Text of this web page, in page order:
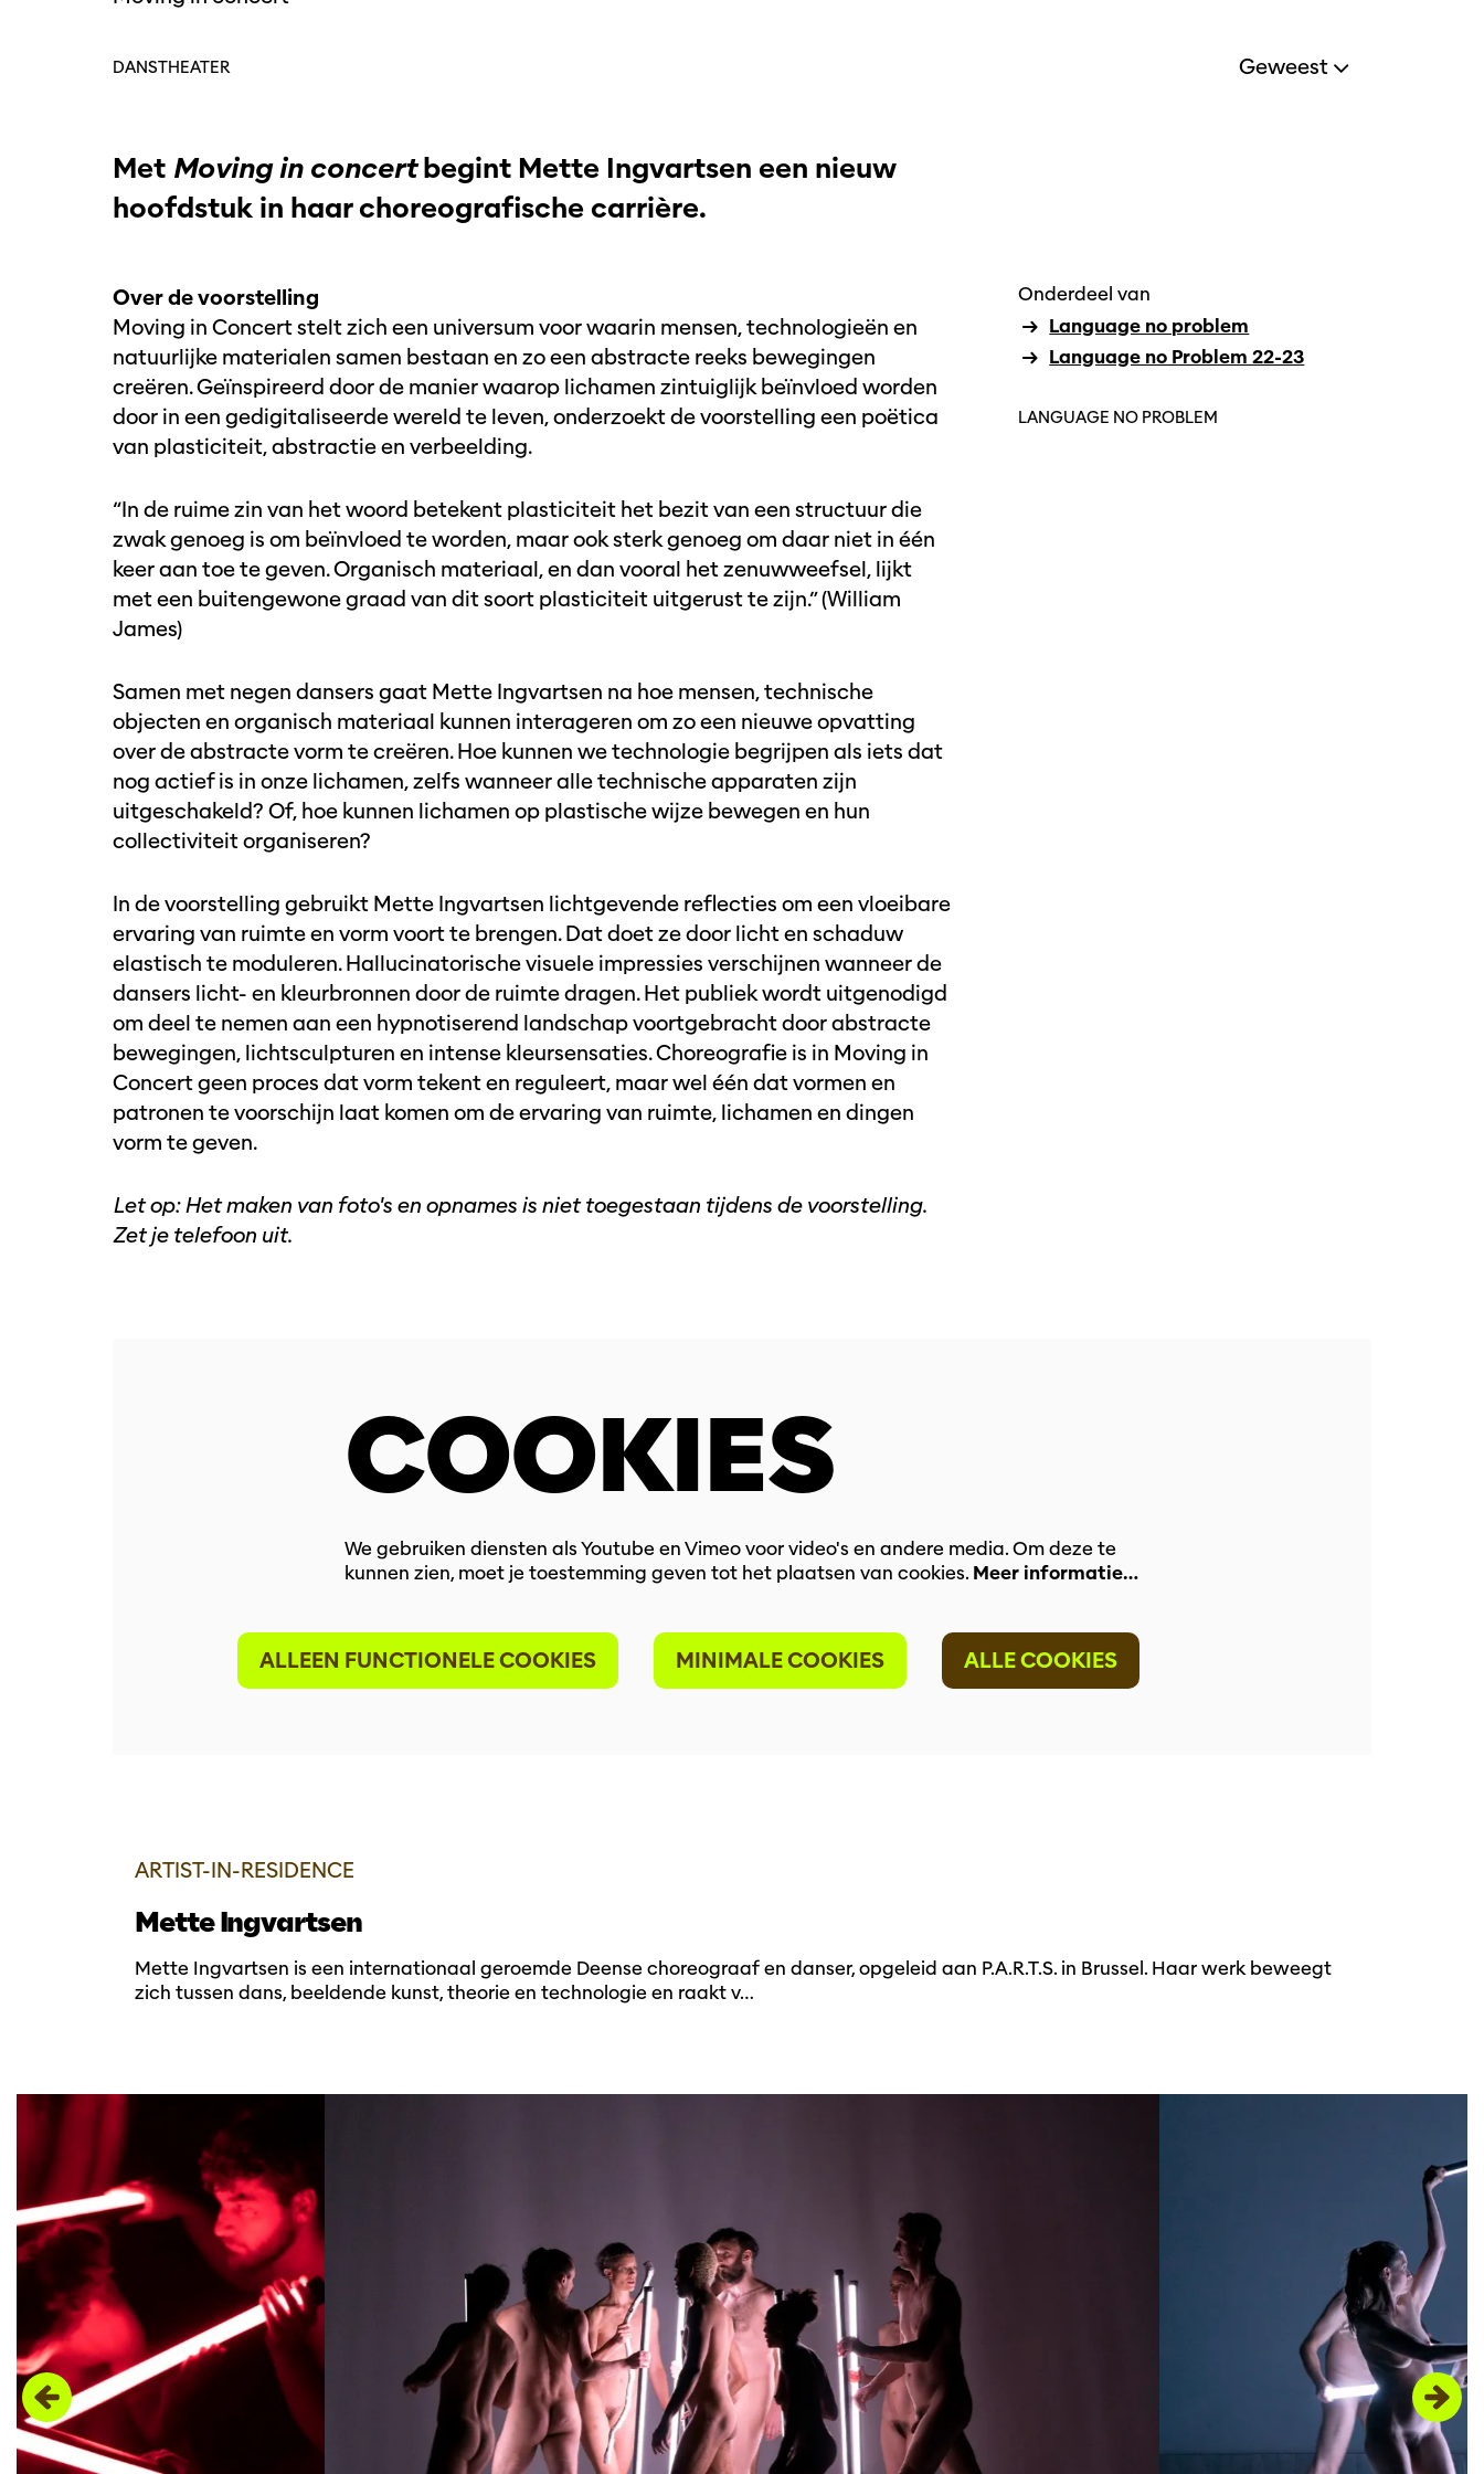
DANSTHEATER Geweest
Met Moving in concertbegint Mette Ingvartsen een nieuw
hoofdstuk in haar choreografische carrière.
Over de voorstelling
Moving in Concert stelt zich een universum voor waarin mensen, technologieën en
natuurlijke materialen samen bestaan en zo een abstracte reeks bewegingen
creëren. Geïnspireerd door de manier waarop lichamen zintuiglijk beïnvloed worden
door in een gedigitaliseerde wereld te leven, onderzoekt de voorstelling een poëtica
van plasticiteit, abstractie en verbeelding.
“In de ruime zin van het woord betekent plasticiteit het bezit van een structuur die
zwak genoeg is om beïnvloed te worden, maar ook sterk genoeg om daar niet in één
keer aan toe te geven. Organisch materiaal, en dan vooral het zenuwweefsel, lijkt
met een buitengewone graad van dit soort plasticiteit uitgerust te zijn.” (William
James)
Samen met negen dansers gaat Mette Ingvartsen na hoe mensen, technische
objecten en organisch materiaal kunnen interageren om zo een nieuwe opvatting
over de abstracte vorm te creëren. Hoe kunnen we technologie begrijpen als iets dat
nog actief is in onze lichamen, zelfs wanneer alle technische apparaten zijn
uitgeschakeld? Of, hoe kunnen lichamen op plastische wijze bewegen en hun
collectiviteit organiseren?
In de voorstelling gebruikt Mette Ingvartsen lichtgevende reflecties om een vloeibare
ervaring van ruimte en vorm voort te brengen. Dat doet ze door licht en schaduw
elastisch te moduleren. Hallucinatorische visuele impressies verschijnen wanneer de
dansers licht- en kleurbronnen door de ruimte dragen. Het publiek wordt uitgenodigd
om deel te nemen aan een hypnotiserend landschap voortgebracht door abstracte
bewegingen, lichtsculpturen en intense kleursensaties. Choreografie is in Moving in
Concert geen proces dat vorm tekent en reguleert, maar wel één dat vormen en
patronen te voorschijn laat komen om de ervaring van ruimte, lichamen en dingen
vorm te geven.
Let op: Het maken van foto's en opnames is niet toegestaan tijdens de voorstelling.
Zet je telefoon uit.
Onderdeel van
Language no problem
Language no Problem 22-23
LANGUAGE NO PROBLEM
COOKIES
We gebruiken diensten als Youtube en Vimeo voor video's en andere media. Om deze te
kunnen zien, moet je toestemming geven tot het plaatsen van cookies. Meer informatie…
ALLEEN FUNCTIONELE COOKIES MINIMALE COOKIES ALLE COOKIES
Mette Ingvartsen
Mette Ingvartsen is een internationaal geroemde Deense choreograaf en danser, opgeleid aan P.A.R.T.S. in Brussel. Haar werk beweegt
zich tussen dans, beeldende kunst, theorie en technologie en raakt v…
ARTIST-IN-RESIDENCE
Overslaan
Inzoomen